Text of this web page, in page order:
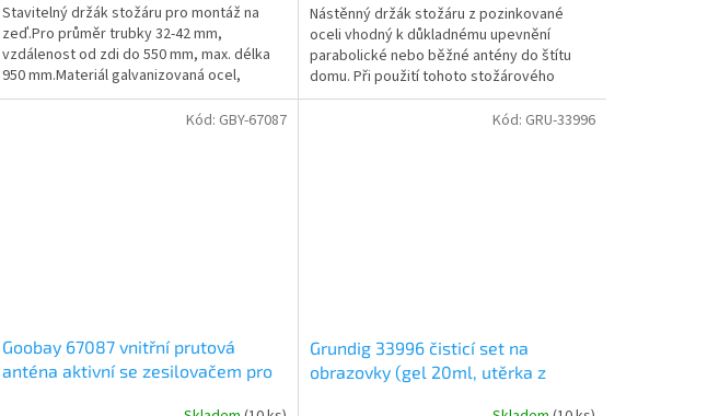
Stavitelný držák stožáru pro montáž na
zeď.Pro průměr trubky 32-42 mm,
vzdálenost od zdi do 550 mm, max. délka
950 mm.Materiál galvanizovaná ocel,
tloušťka 3 mm.Provedení se...
Nástěnný držák stožáru z pozinkované
oceli vhodný k důkladnému upevnění
parabolické nebo běžné antény do štítu
domu. Při použití tohoto stožárového
držáku antény již nebudete...
Goobay 67087 vnitřní prutová
anténa aktivní se zesilovačem pro
Kód: GBY-67087
Grundig 33996 čisticí set na
obrazovky (gel 20ml, utěrka z
Kód: GRU-33996